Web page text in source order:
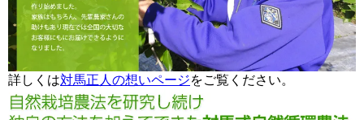
詳しくは対馬正人の想いページをご覧ください。